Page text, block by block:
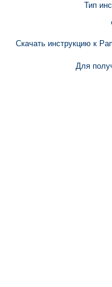
Тип
Скачать инструкцию к
Для